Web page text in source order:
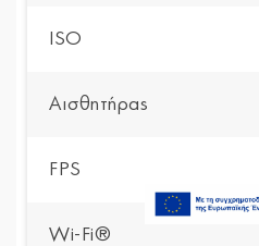
ISO
Αισθητήρας
FPS
Wi-Fi®